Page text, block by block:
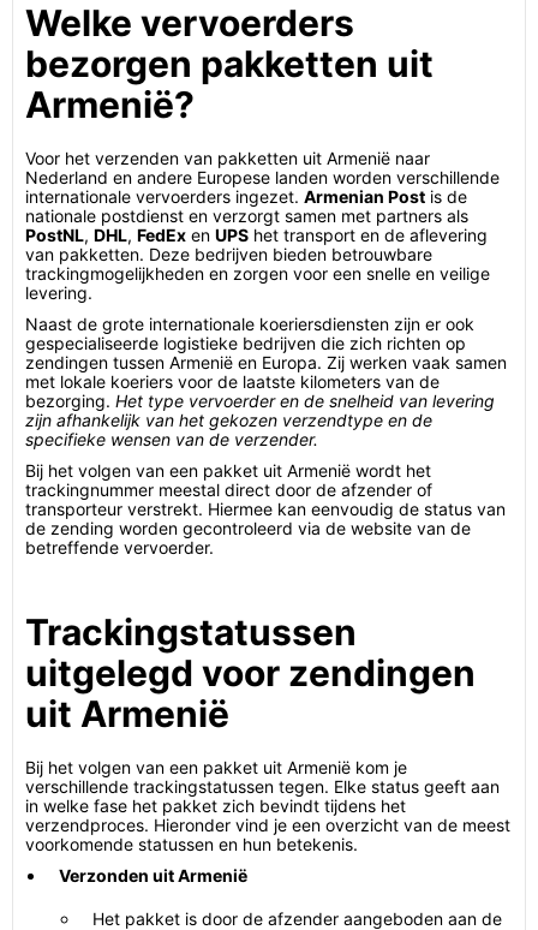
Welke vervoerders
bezorgen pakketten uit
Armenië?
Voor het verzenden van pakketten uit Armenië naar
Nederland en andere Europese landen worden verschillende
internationale vervoerders ingezet. Armenian Post is de
nationale postdienst en verzorgt samen met partners als
PostNL, DHL, FedEx en UPS het transport en de aflevering
van pakketten. Deze bedrijven bieden betrouwbare
trackingmogelijkheden en zorgen voor een snelle en veilige
levering.
Naast de grote internationale koeriersdiensten zijn er ook
gespecialiseerde logistieke bedrijven die zich richten op
zendingen tussen Armenië en Europa. Zij werken vaak samen
met lokale koeriers voor de laatste kilometers van de
bezorging. Het type vervoerder en de snelheid van levering
zijn afhankelijk van het gekozen verzendtype en de
specifieke wensen van de verzender.
Bij het volgen van een pakket uit Armenië wordt het
trackingnummer meestal direct door de afzender of
transporteur verstrekt. Hiermee kan eenvoudig de status van
de zending worden gecontroleerd via de website van de
betreffende vervoerder.
Trackingstatussen
uitgelegd voor zendingen
uit Armenië
Bij het volgen van een pakket uit Armenië kom je
verschillende trackingstatussen tegen. Elke status geeft aan
in welke fase het pakket zich bevindt tijdens het
verzendproces. Hieronder vind je een overzicht van de meest
voorkomende statussen en hun betekenis.
Verzonden uit Armenië
Het pakket is door de afzender aangeboden aan de